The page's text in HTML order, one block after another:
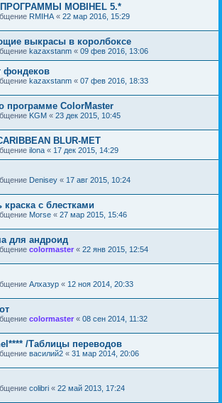
MOBIHEL 5.*
RMIHA « 22 мар 2016, 15:29
выкрасы в королбоксе
kazaxstanm « 09 фев 2016, 13:06
фондеков
kazaxstanm « 07 фев 2016, 18:33
программе ColorMaster
KGM « 23 дек 2015, 10:45
BLUR-MET
ilona « 17 дек 2015, 14:29
Denisey « 17 авг 2015, 10:24
краска с блестками
Morse « 27 мар 2015, 15:46
для андроид
colormaster « 22 янв 2015, 12:54
Алхазур « 12 ноя 2014, 20:33
colormaster « 08 сен 2014, 11:32
/Таблицы переводов
василий2 « 31 мар 2014, 20:06
colibri « 22 май 2013, 17:24